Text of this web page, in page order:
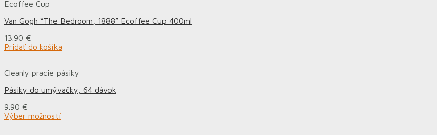
Ecoffee Cup
Van Gogh “The Bedroom, 1888” Ecoffee Cup 400ml
13.90 €
Pridať do košíka
Cleanly pracie pásiky
Pásiky do umývačky, 64 dávok
9.90 €
Výber možností